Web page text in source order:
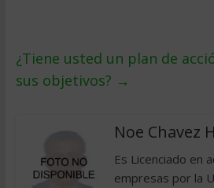
¿Tiene usted un plan de
sus objetivos? →
Noe Chavez
Es Licenciado en
empresas por la